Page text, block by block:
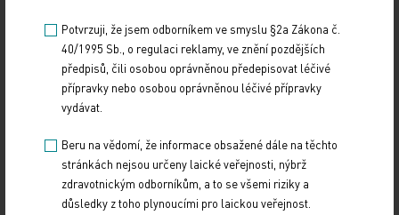
- ukotvit v české lékové legislativě pojem léčivých
přípravků pro vzácná onemocnění
- vytvořit specifický legislativní rámec pro
vzácná onemocnění
- zapojení zástupců pacientů do rozhodovacích
Potvrzuji, že jsem odborníkem ve smyslu §2a Zákona č.
40/1995 Sb., o regulaci reklamy, ve znění pozdějších
předpisů, čili osobou oprávněnou předepisovat léčivé
přípravky nebo osobou oprávněnou léčivé přípravky
vydávat.
Beru na vědomí, že informace obsažené dále na těchto
stránkách nejsou určeny laické veřejnosti, nýbrž
zdravotnickým odborníkům, a to se všemi riziky a
důsledky z toho plynoucími pro laickou veřejnost.